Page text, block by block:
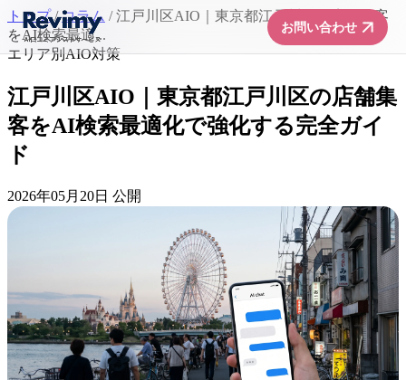
お問い合わせarrow_forward
トップ / コラム / 江戸川区AIO｜東京都江戸川区の店舗集客
をAI検索最適...
エリア別AIO対策
江戸川区AIO｜東京都江戸川区の店舗集
客をAI検索最適化で強化する完全ガイ
ド
2026年05月20日 公開